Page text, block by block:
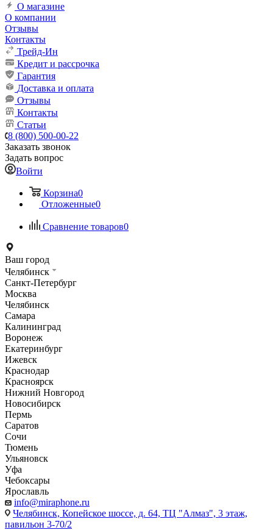
О магазине
О компании
Отзывы
Контакты
Трейд-Ин
Кредит и рассрочка
Гарантия
Доставка и оплата
Отзывы
Контакты
Статьи
8 (800) 500-00-22
Заказать звонок
Задать вопрос
Войти
Корзина0
Отложенные0
Сравнение товаров0
Ваш город
Челябинск
Санкт-Петербург
Москва
Челябинск
Самара
Калининград
Воронеж
Екатеринбург
Ижевск
Краснодар
Красноярск
Нижний Новгород
Новосибирск
Пермь
Саратов
Сочи
Тюмень
Ульяновск
Уфа
Чебоксары
Ярославль
info@miraphone.ru
Челябинск, Копейское шоссе, д. 64, ТЦ "Алмаз", 3 этаж,
павильон 3-70/2